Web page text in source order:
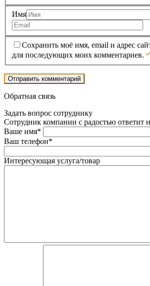
Имя
Сохранить моё имя, email и адрес
для последующих моих комментариев.
Обратная связь
Задать вопрос сотруднику
Сотрудник компании с радостью ответит
Ваше имя*
Ваш телефон*
Интересующая услуга/товар